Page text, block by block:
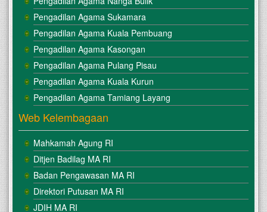
Pengadilan Agama Sukamara
Pengadilan Agama Kuala Pembuang
Pengadilan Agama Kasongan
Pengadilan Agama Pulang Pisau
Pengadilan Agama Kuala Kurun
Pengadilan Agama Tamiang Layang
Web Kelembagaan
Mahkamah Agung RI
Ditjen Badilag MA RI
Badan Pengawasan MA RI
Direktori Putusan MA RI
JDIH MA RI